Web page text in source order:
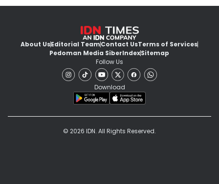
About UsEditorial TeamContact UsTerms of Services
Pedoman Media SiberIndexSitemap
Follow Us
Download
© 2026 IDN. All Rights Reserved.